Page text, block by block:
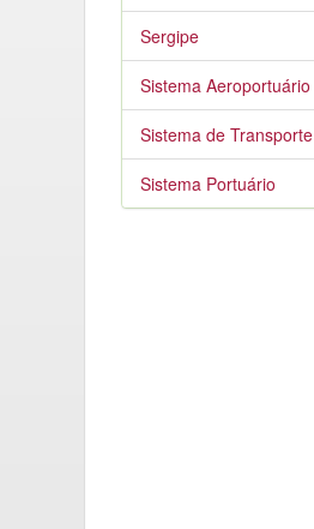
Sergipe
Sistema Aeroportuário
Sistema de Transporte
Sistema Portuário